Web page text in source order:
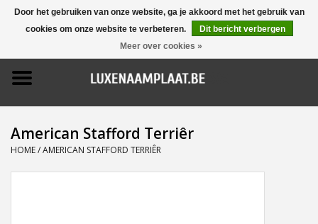
0 Artikelen - €0,00
Home
Promoties
Naamborden
American Stafford Terriêr
HOME/AMERICAN STAFFORD TERRIÊR
Door het gebruiken van onze website, ga je akkoord met het gebruik van
cookies om onze website te verbeteren.
Dit bericht verbergen
Meer over cookies »